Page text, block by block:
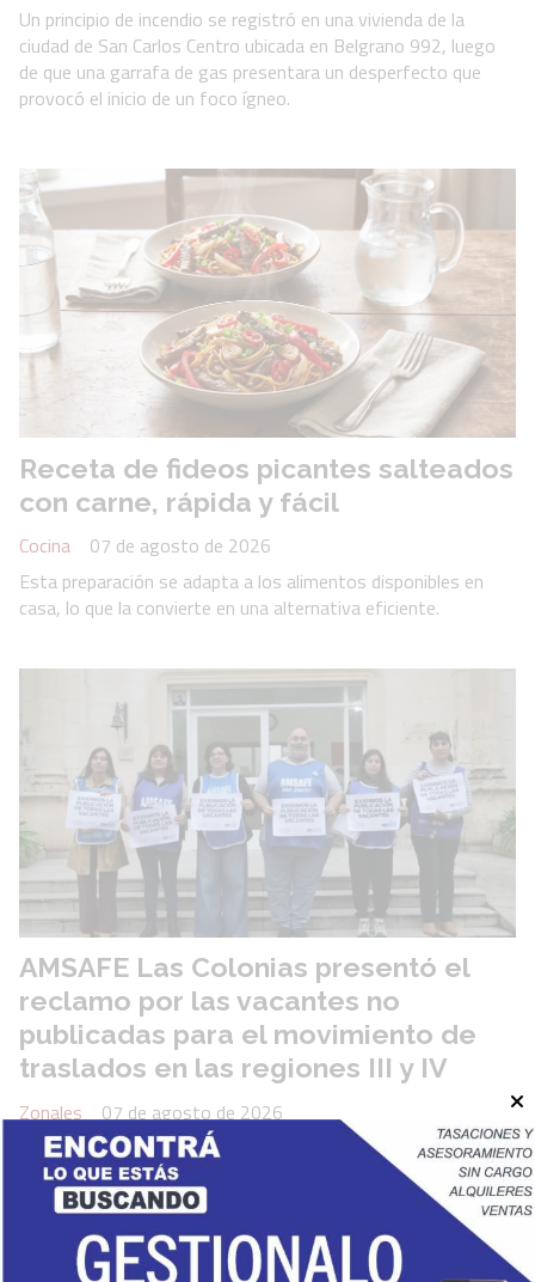
Un principio de incendio se registró en una vivienda de la
ciudad de San Carlos Centro ubicada en Belgrano 992, luego
de que una garrafa de gas presentara un desperfecto que
provocó el inicio de un foco ígneo.
Receta de fideos picantes salteados
con carne, rápida y fácil
Cocina
07 de agosto de 2026
Esta preparación se adapta a los alimentos disponibles en
casa, lo que la convierte en una alternativa eficiente.
AMSAFE Las Colonias presentó el
reclamo por las vacantes no
publicadas para el movimiento de
traslados en las regiones III y IV
Zonales
07 de agosto de 2026
AMSAFE Las Colonias presentó este jueves 6 de agosto
notas formales ante las Regiones III y IV de Educación,
solicitando la incorporación de las vacantes que no fueron
publicadas para el Movimiento de Traslados de los niveles
Inicial, Primario y la Modalidad Especial.